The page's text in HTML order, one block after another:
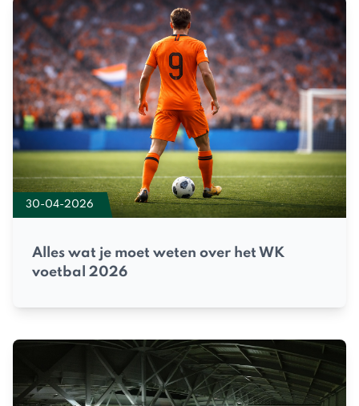
30-04-2026
Alles wat je moet weten over het WK
voetbal 2026